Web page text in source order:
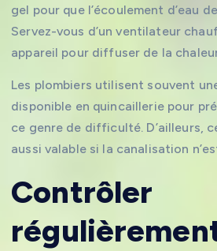
gel pour que l’écoulement d’eau
Servez-vous d’un ventilateur
appareil pour diffuser de la
Les plombiers utilisent souvent
disponible en quincaillerie pour
ce genre de difficulté. D’ailleurs,
aussi valable si la canalisation
Contrôler